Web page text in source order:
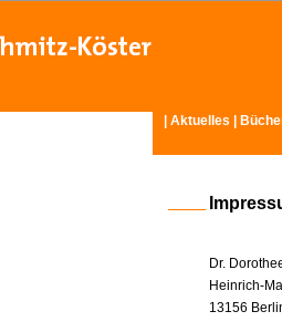
Aktuelles
Dr.
Heinrich-
13156